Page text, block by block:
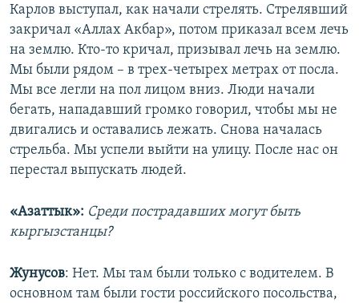
Карлов выступал, как начали стрелять. Стрелявший
закричал «Аллах Акбар», потом приказал всем лечь
на землю. Кто-то кричал, призывал лечь на землю.
Мы были рядом – в трех-четырех метрах от посла.
Мы все легли на пол лицом вниз. Люди начали
бегать, нападавший громко говорил, чтобы мы не
двигались и оставались лежать. Снова началась
стрельба. Мы успели выйти на улицу. После нас он
перестал выпускать людей.
«Азаттык»: Среди пострадавших могут быть
кыргызстанцы?
Жунусов: Нет. Мы там были только с водителем. В
основном там были гости российского посольства,